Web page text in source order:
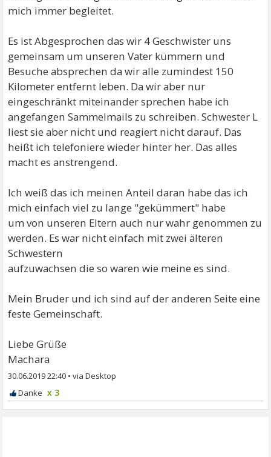
mich immer begleitet.
Es ist Abgesprochen das wir 4 Geschwister uns
gemeinsam um unseren Vater kümmern und
Besuche absprechen da wir alle zumindest 150
Kilometer entfernt leben. Da wir aber nur
eingeschränkt miteinander sprechen habe ich
angefangen Sammelmails zu schreiben. Schwester L
liest sie aber nicht und reagiert nicht darauf. Das
heißt ich telefoniere wieder hinter her. Das alles
macht es anstrengend.
Ich weiß das ich meinen Anteil daran habe das ich
mich einfach viel zu lange "gekümmert" habe
um von unseren Eltern auch nur wahr genommen zu
werden. Es war nicht einfach mit zwei älteren
Schwestern
aufzuwachsen die so waren wie meine es sind.
Mein Bruder und ich sind auf der anderen Seite eine
feste Gemeinschaft.
Liebe Grüße
Machara
30.06.2019 22:40 •
x 3